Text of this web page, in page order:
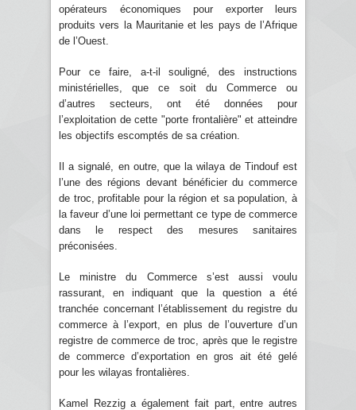
opérateurs économiques pour exporter leurs
produits vers la Mauritanie et les pays de l’Afrique
de l’Ouest.
Pour ce faire, a-t-il souligné, des instructions
ministérielles, que ce soit du Commerce ou
d’autres secteurs, ont été données pour
l’exploitation de cette "porte frontalière" et atteindre
les objectifs escomptés de sa création.
Il a signalé, en outre, que la wilaya de Tindouf est
l’une des régions devant bénéficier du commerce
de troc, profitable pour la région et sa population, à
la faveur d’une loi permettant ce type de commerce
dans le respect des mesures sanitaires
préconisées.
Le ministre du Commerce s’est aussi voulu
rassurant, en indiquant que la question a été
tranchée concernant l’établissement du registre du
commerce à l’export, en plus de l’ouverture d’un
registre de commerce de troc, après que le registre
de commerce d’exportation en gros ait été gelé
pour les wilayas frontalières.
Kamel Rezzig a également fait part, entre autres